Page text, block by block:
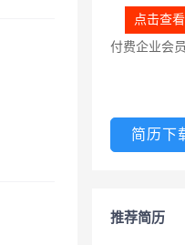
点击查
付费企业会
简历下
推荐简历